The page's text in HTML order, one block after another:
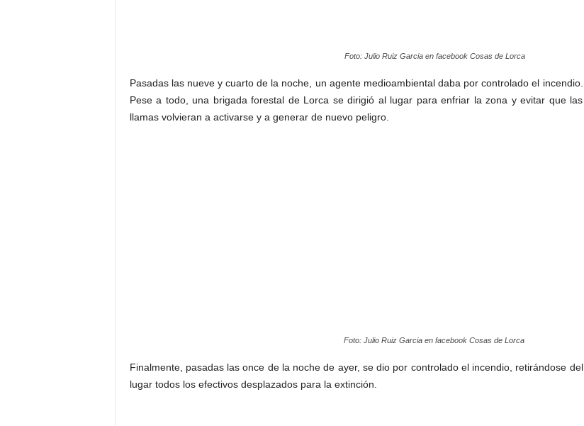
Foto: Julio Ruiz Garcia en facebook Cosas de Lorca
Pasadas las nueve y cuarto de la noche, un agente medioambiental daba por controlado el incendio.
Pese a todo, una brigada forestal de Lorca se dirigió al lugar para enfriar la zona y evitar que las
llamas volvieran a activarse y a generar de nuevo peligro.
Foto: Julio Ruiz Garcia en facebook Cosas de Lorca
Finalmente, pasadas las once de la noche de ayer, se dio por controlado el incendio, retirándose del
lugar todos los efectivos desplazados para la extinción.